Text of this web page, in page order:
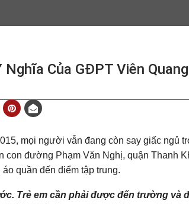
Của GĐPT Viên Quang
mọi người vẫn đang còn say giấc ngủ
con đường Phạm Văn Nghị, quận Thanh
quần đến điểm tập trung.
Trẻ em cần phải được đến trường và